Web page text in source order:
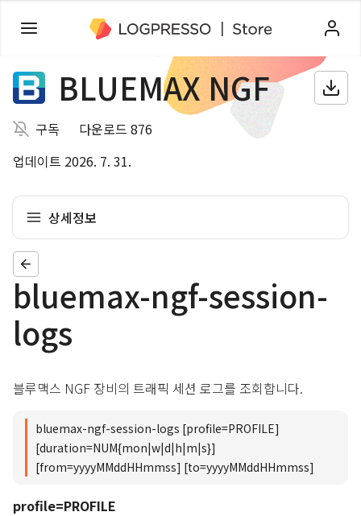
BLUEMAX NGF
구독
다운로드 876
업데이트 2026. 7. 31.
상세정보
bluemax-ngf-session-
logs
블루맥스 NGF 장비의 트래픽 세션 로그를 조회합니다.
bluemax-ngf-session-logs [profile=PROFILE]
[duration=NUM{mon|w|d|h|m|s}]
[from=yyyyMMddHHmmss] [to=yyyyMMddHHmmss]
profile=PROFILE